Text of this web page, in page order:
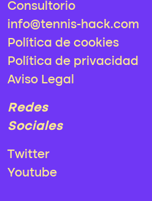
Consultorio
info@tennis-hack.com
Política de cookies
Política de privacidad
Aviso Legal
Redes
Sociales
Twitter
Youtube